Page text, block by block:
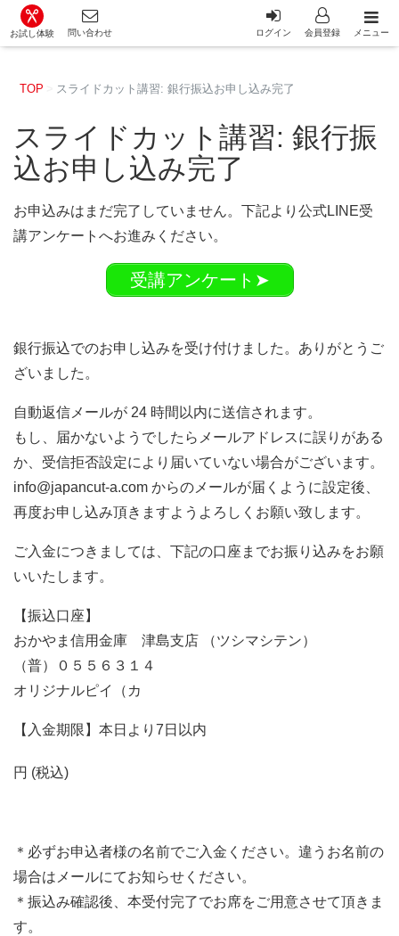
カット講習・カットスクール 日本カットアカデミー総合サ
お試し体験 問い合わせ ログイン 会員登録 メニュー
TOP スライドカット講習: 銀行振込お申し込み完了
スライドカット講習: 銀行振
込お申し込み完了
お申込みはまだ完了していません。下記より公式LINE受
講アンケートへお進みください。
受講アンケート➤
銀行振込でのお申し込みを受け付けました。ありがとうご
ざいました。
自動返信メールが 24 時間以内に送信されます。
もし、届かないようでしたらメールアドレスに誤りがある
か、受信拒否設定により届いていない場合がございます。
info@japancut-a.com からのメールが届くように設定後、
再度お申し込み頂きますようよろしくお願い致します。
ご入金につきましては、下記の口座までお振り込みをお願
いいたします。
【振込口座】
おかやま信用金庫 津島支店 （ツシマシテン）
（普）０５５６３１４
オリジナルピイ（カ
【入金期限】本日より7日以内
円 (税込)
＊必ずお申込者様の名前でご入金ください。違うお名前の
場合はメールにてお知らせください。
＊振込み確認後、本受付完了でお席をご用意させて頂きま
す。